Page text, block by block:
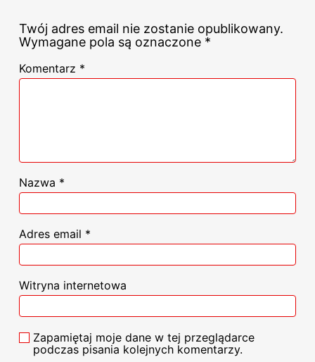
Twój adres email nie zostanie opublikowany.
Wymagane pola są oznaczone *
Komentarz *
Nazwa *
Adres email *
Witryna internetowa
Zapamiętaj moje dane w tej przeglądarce
podczas pisania kolejnych komentarzy.